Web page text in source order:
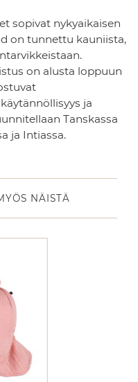
sopivat nykyaikaisen
on tunnettu kauniista,
on alusta loppuun
ja
Tanskassa
ja Intiassa.
NÄISTÄ